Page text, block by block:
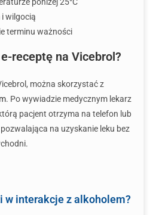
i wilgocią
terminu ważności
receptę na Vicebrol?
można skorzystać z
. Po wywiadzie medycznym lekarz
pacjent otrzyma na telefon lub
na uzyskanie leku bez
w interakcje z alkoholem?